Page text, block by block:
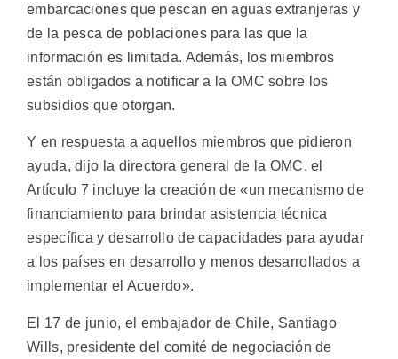
embarcaciones que pescan en aguas extranjeras y
de la pesca de poblaciones para las que la
información es limitada. Además, los miembros
están obligados a notificar a la OMC sobre los
subsidios que otorgan.
Y en respuesta a aquellos miembros que pidieron
ayuda, dijo la directora general de la OMC, el
Artículo 7 incluye la creación de «un mecanismo de
financiamiento para brindar asistencia técnica
específica y desarrollo de capacidades para ayudar
a los países en desarrollo y menos desarrollados a
implementar el Acuerdo».
El 17 de junio, el embajador de Chile, Santiago
Wills, presidente del comité de negociación de